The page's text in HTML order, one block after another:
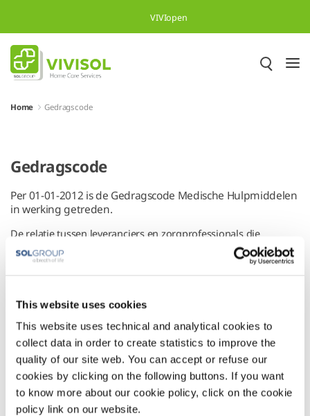
This website uses cookies
This website uses technical and analytical cookies to
collect data in order to create statistics to improve the
quality of our site web. You can accept or refuse our
cookies by clicking on the following buttons. If you want
to know more about our cookie policy, click on the cookie
policy link on our website.
Overslaan en naar hoofdinhoud gaan
VIVIopen
Home Gedragscode
Gedragscode
Per 01-01-2012 is de Gedragscode Medische Hulpmiddelen
in werking getreden.
De relatie tussen leveranciers en zorgprofessionals die
hulpmiddelen gebruiken, toepassen, voorschrijven of (helpen)
selecteren is nuttig en noodzakelijk. Gelet op de commerciële
maar als uitgangpunt daarbij geldt dat de patiënt/cliënt er op
moet kunnen vertrouwen dat beslissingen met betrekking tot
een bepaald hulpmiddel of technologie worden genomen op
zorginhoudelijke, integere gronden. Dat betekent op basis van
goede, betrouwbare informatie en zonder ongewenste
financiële prikkels.
Om dit te bewerkstelligen is de Gedragscode Medische
Hulpmiddelen opgesteld.